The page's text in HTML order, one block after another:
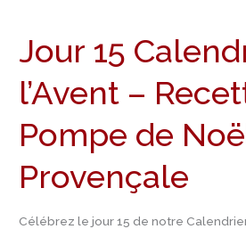
Jour 15
l’Avent –
Pompe de
Provençale
Célébrez le jour 15 de notre
Calendrier
de
l’Avent
Recette
Pompe
Noël